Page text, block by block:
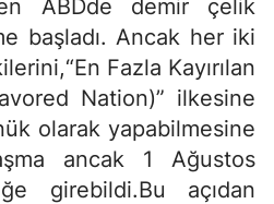
ABDde demir çelik
başladı. Ancak her iki
Fazla Kayırılan
Nation)” ilkesine
olarak yapabilmesine
ancak 1 Ağustos
girebildi.Bu açıdan